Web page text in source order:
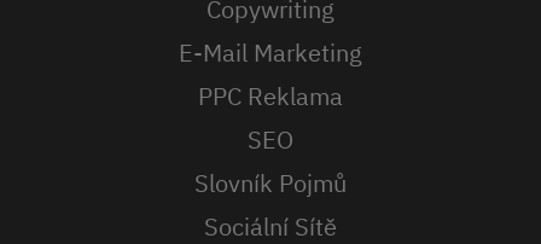
Copywriting
E-Mail Marketing
PPC Reklama
SEO
Slovník Pojmů
Sociální Sítě